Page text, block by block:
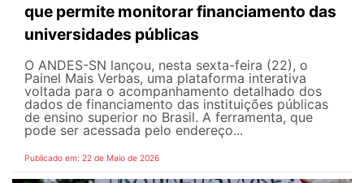
que permite monitorar financiamento das
universidades públicas
O ANDES-SN lançou, nesta sexta-feira (22), o
Painel Mais Verbas, uma plataforma interativa
voltada para o acompanhamento detalhado dos
dados de financiamento das instituições públicas
de ensino superior no Brasil. A ferramenta, que
pode ser acessada pelo endereço...
Publicado em: 22 de Maio de 2026